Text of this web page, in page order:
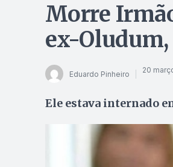
Morre
ex-
Eduardo Pinheiro 20
Ele estava internado